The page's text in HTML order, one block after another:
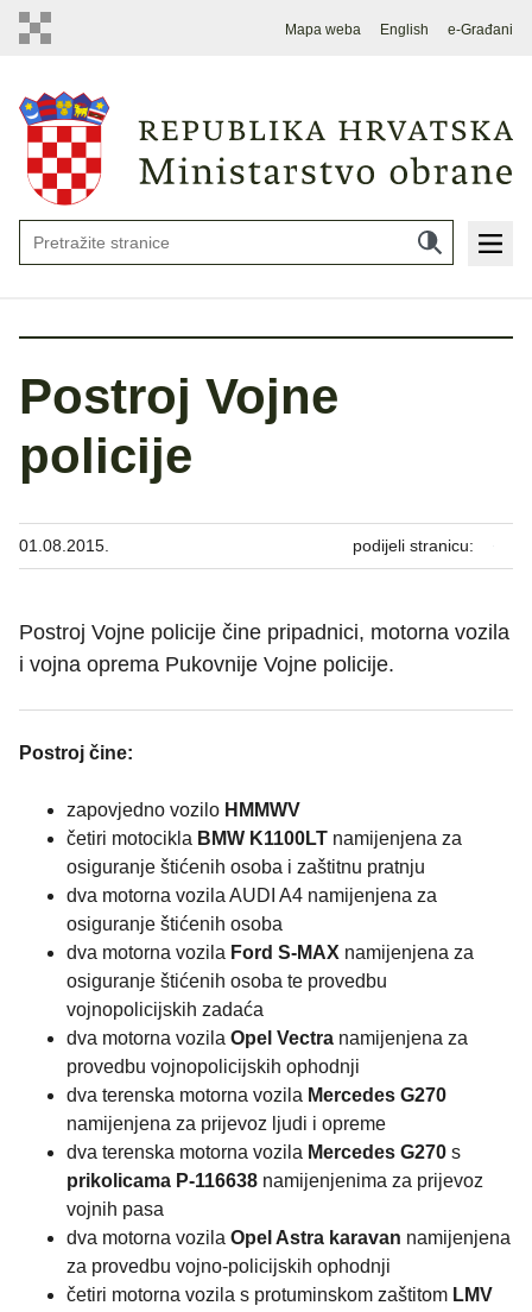
Mapa weba English e-Građani
Postroj Vojne
policije
01.08.2015. podijeli stranicu:
Postroj Vojne policije čine pripadnici, motorna vozila
i vojna oprema Pukovnije Vojne policije.
Postroj čine:
zapovjedno vozilo HMMWV
četiri motocikla BMW K1100LT namijenjena za
osiguranje štićenih osoba i zaštitnu pratnju
dva motorna vozila AUDI A4 namijenjena za
osiguranje štićenih osoba
dva motorna vozila Ford S-MAX namijenjena za
osiguranje štićenih osoba te provedbu
vojnopolicijskih zadaća
dva motorna vozila Opel Vectra namijenjena za
provedbu vojnopolicijskih ophodnji
dva terenska motorna vozila Mercedes G270
namijenjena za prijevoz ljudi i opreme
dva terenska motorna vozila Mercedes G270 s
prikolicama P-116638 namijenjenima za prijevoz
vojnih pasa
dva motorna vozila Opel Astra karavan namijenjena
za provedbu vojno-policijskih ophodnji
četiri motorna vozila s protuminskom zaštitom LMV